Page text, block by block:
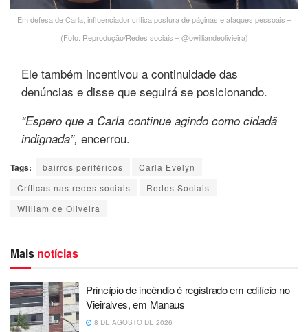
Em defesa de Carla, influenciador critica postura de páginas e ataques pessoais –
(Foto: Reprodução/Redes sociais – @owilliandeolivieira)
Ele também incentivou a continuidade das
denúncias e disse que seguirá se posicionando.
“Espero que a Carla continue agindo como cidadã
indignada”, encerrou.
Tags: bairros periféricos
Carla Evelyn
Críticas nas redes sociais
Redes Sociais
William de Oliveira
Mais notícias
Princípio de incêndio é registrado em edifício no
Vieiralves, em Manaus
8 DE AGOSTO DE 2026